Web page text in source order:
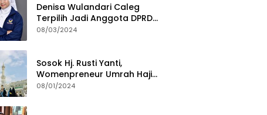
Denisa Wulandari Caleg
Terpilih Jadi Anggota DPRD
Termuda Periode 2024-2029
08/03/2024
Sosok Hj. Rusti Yanti,
Womenpreneur Umrah Haji
Yang Gigih Syiarkan Baitullah
08/01/2024